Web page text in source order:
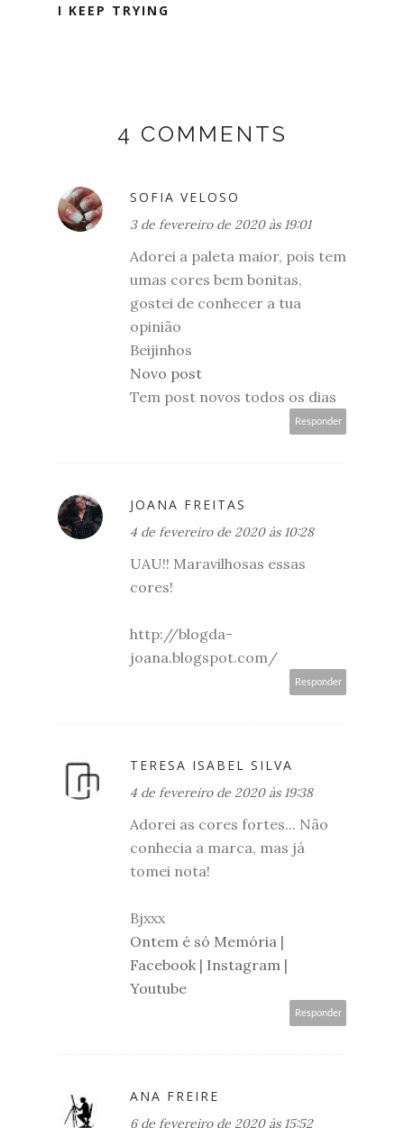
I KEEP TRYING
4 COMMENTS
SOFIA VELOSO
3 de fevereiro de 2020 às 19:01
Adorei a paleta maior, pois tem
umas cores bem bonitas,
gostei de conhecer a tua
opinião
Beijinhos
Novo post
Tem post novos todos os dias
Responder
JOANA FREITAS
4 de fevereiro de 2020 às 10:28
UAU!! Maravilhosas essas
cores!
http://blogda-
joana.blogspot.com/
Responder
TERESA ISABEL SILVA
4 de fevereiro de 2020 às 19:38
Adorei as cores fortes... Não
conhecia a marca, mas já
tomei nota!
Bjxxx
Ontem é só Memória |
Facebook | Instagram |
Youtube
Responder
ANA FREIRE
6 de fevereiro de 2020 às 15:52